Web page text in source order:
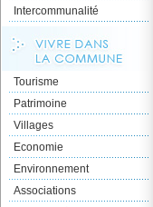
Intercommunalité
Tourisme
Patrimoine
Villages
Economie
Environnement
Associations